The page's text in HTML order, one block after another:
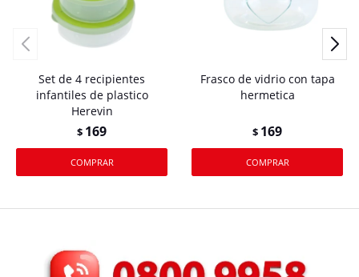
Set de 4 recipientes
infantiles de plastico
Herevin
$ 169
Frasco de vidrio con tapa
hermetica
$ 169